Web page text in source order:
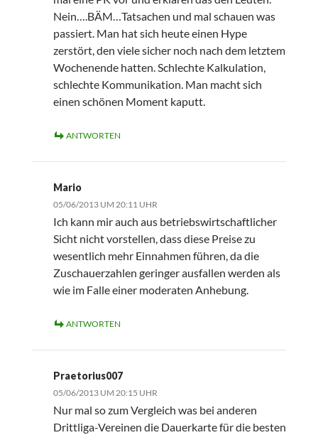
Nein….BÄM…Tatsachen und mal schauen was
passiert. Man hat sich heute einen Hype
zerstört, den viele sicher noch nach dem letztem
Wochenende hatten. Schlechte Kalkulation,
schlechte Kommunikation. Man macht sich
einen schönen Moment kaputt.
ANTWORTEN
Mario
05/06/2013 UM 20:11 UHR
Ich kann mir auch aus betriebswirtschaftlicher
Sicht nicht vorstellen, dass diese Preise zu
wesentlich mehr Einnahmen führen, da die
Zuschauerzahlen geringer ausfallen werden als
wie im Falle einer moderaten Anhebung.
ANTWORTEN
Praetorius007
05/06/2013 UM 20:15 UHR
Nur mal so zum Vergleich was bei anderen
Drittliga-Vereinen die Dauerkarte für die besten